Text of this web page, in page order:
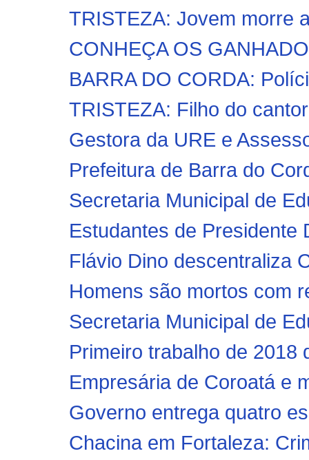
TRISTEZA: Jovem morre
CONHEÇA OS
BARRA DO CORDA:
TRISTEZA: Filho do
Gestora da URE e
Prefeitura de Barra do
Secretaria Municipal de
Estudantes de Presidente
Flávio Dino descentraliza
Homens são mortos com
Secretaria Municipal de
Primeiro trabalho de 2018
Empresária de Coroatá e
Governo entrega quatro
Chacina em Fortaleza: